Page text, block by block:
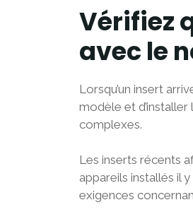
Vérifiez
avec le
Lorsqu’un insert
modèle et
complexes.
Les inserts récents
appareils installés il
exigences